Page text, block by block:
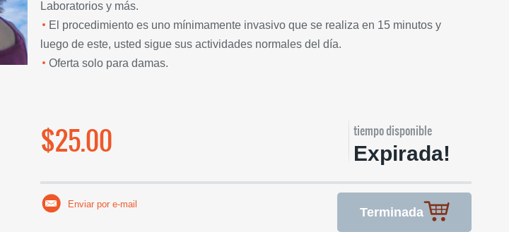
Laboratorios y más.
El procedimiento es uno mínimamente invasivo que se realiza en 15 minutos y
luego de este, usted sigue sus actividades normales del día.
Oferta solo para damas.
$25.00 tiempo disponible
Expirada!
Terminada
Enviar por e-mail